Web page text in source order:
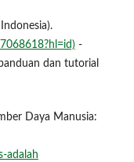
-
dan tutorial
Daya Manusia:
adalah